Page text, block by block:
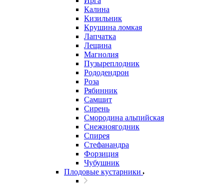
Калина
Кизильник
Крушина ломкая
Лапчатка
Лещина
Магнолия
Пузыреплодник
Рододендрон
Роза
Рябинник
Самшит
Сирень
Смородина альпийская
Снежноягодник
Спирея
Стефанандра
Форзиция
Чубушник
Плодовые кустарники